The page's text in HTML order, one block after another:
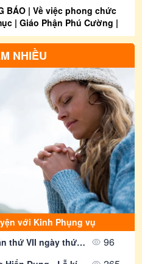
BÁO | Về việc phong chức
| Giáo Phận Phú Cường |
2026 4023
BÁO: Về việc tham gia
Đại biểu Quốc hội khóa XVI
biểu Hội đồng nhân dân các
kỳ 2026-2031
1295
Báo | Thư Rao Phong Chức
Khoá 20 | Giáo Phận Phú
2026 2061
| Về việc Truyền Chức
21 | Giáo Phận Phú
2026 2676
| Thánh lễ Bế mạc Năm
tại Giáo phận Phú
NHIỀU
với Kinh Phụng vụ
Đại hội Giáo lý Toàn quốc lần thứ VII ngày thứ III - Huấn giáo và Gia đình trong nền văn hoá kỹ thuật số
96